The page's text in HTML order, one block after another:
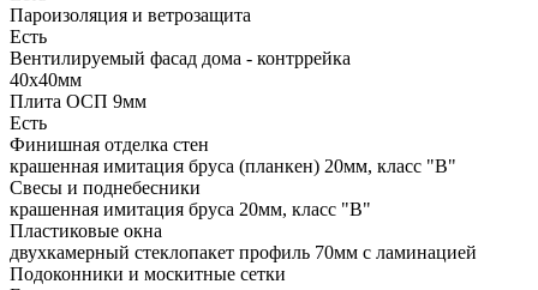
Пароизоляция и ветрозащита
Есть
Вентилируемый фасад дома - контррейка
40х40мм
Плита ОСП 9мм
Есть
Финишная отделка стен
крашенная имитация бруса (планкен) 20мм, класс "В"
Свесы и поднебесники
крашенная имитация бруса 20мм, класс "В"
Пластиковые окна
двухкамерный стеклопакет профиль 70мм с ламинацией
Подоконники и москитные сетки